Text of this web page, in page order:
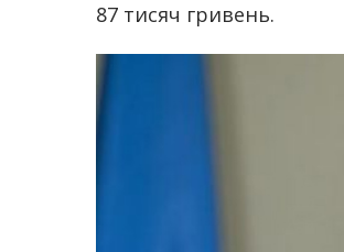
87 тисяч гривень.